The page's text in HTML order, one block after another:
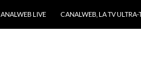
LIVE CANALWEB, LA TV